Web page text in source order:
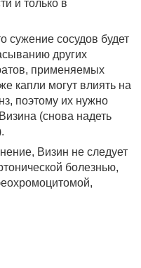
и только в
сужение сосудов будет
других
применяемых
капли могут влиять на
поэтому их нужно
(снова надеть
Визин не следует
болезнью,